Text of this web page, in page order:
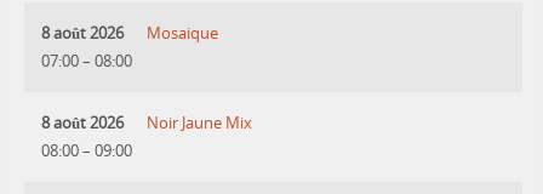
8 août 2026
07:00– 08:00
Mosaique
8 août 2026
08:00– 09:00
Noir Jaune Mix